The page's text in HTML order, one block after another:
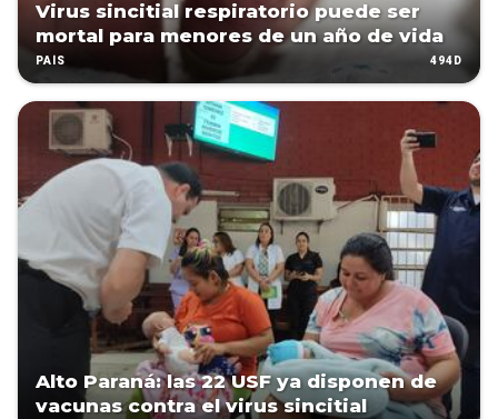
Virus sincitial respiratorio puede ser
mortal para menores de un año de vida
PAÍS 494D
Alto Paraná: las 22 USF ya disponen de
vacunas contra el virus sincitial